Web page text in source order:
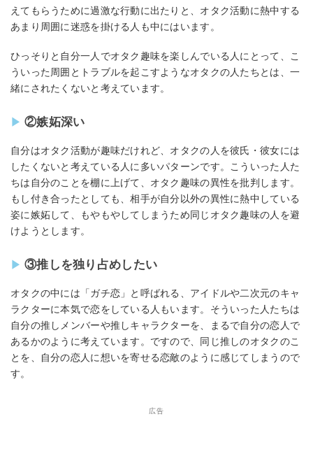
えてもらうために過激な行動に出たりと、オタク活動に熱中する
あまり周囲に迷惑を掛ける人も中にはいます。
ひっそりと自分一人でオタク趣味を楽しんでいる人にとって、こ
ういった周囲とトラブルを起こすようなオタクの人たちとは、一
緒にされたくないと考えています。
②嫉妬深い
自分はオタク活動が趣味だけれど、オタクの人を彼氏・彼女には
したくないと考えている人に多いパターンです。こういった人た
ちは自分のことを棚に上げて、オタク趣味の異性を批判します。
もし付き合ったとしても、相手が自分以外の異性に熱中している
姿に嫉妬して、もやもやしてしまうため同じオタク趣味の人を避
けようとします。
③推しを独り占めしたい
オタクの中には「ガチ恋」と呼ばれる、アイドルや二次元のキャ
ラクターに本気で恋をしている人もいます。そういった人たちは
自分の推しメンバーや推しキャラクターを、まるで自分の恋人で
あるかのように考えています。ですので、同じ推しのオタクのこ
とを、自分の恋人に想いを寄せる恋敵のように感じてしまうので
す。
広告